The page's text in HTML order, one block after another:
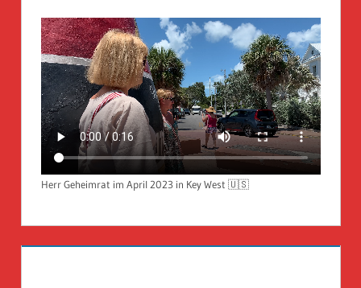
Herr Geheimrat im April 2023 in Key West 🇺🇸